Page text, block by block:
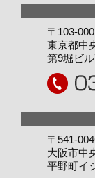
〒103-
東京都中
第9堀ビ
〒541-
大阪市中
平野町イ